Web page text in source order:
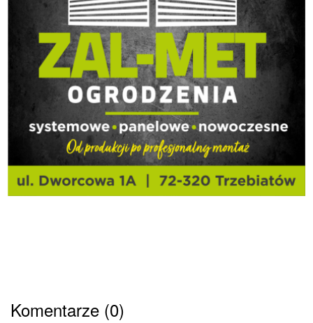
Komentarze (0)